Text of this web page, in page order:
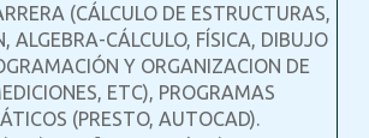
(CÁLCULO DE ESTRUCTURAS,
ALGEBRA-CÁLCULO, FÍSICA, DIBUJO
Y ORGANIZACION DE
ETC), PROGRAMAS
(PRESTO, AUTOCAD).